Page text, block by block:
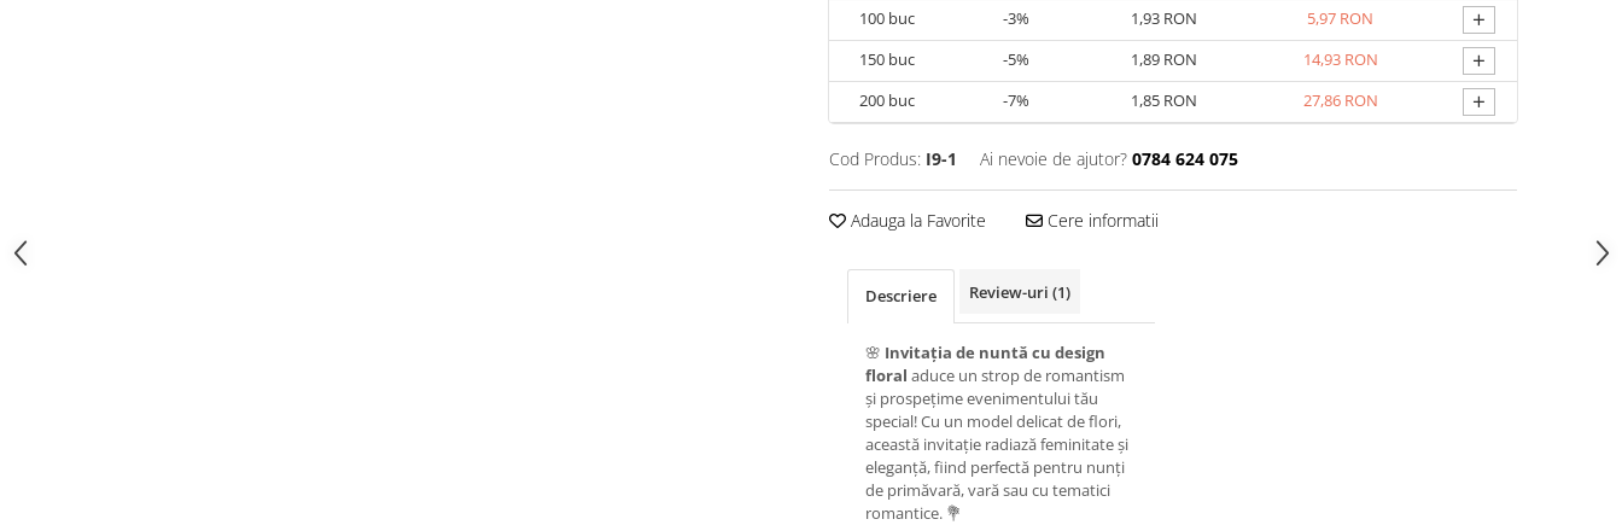
100buc -3% 1,93 RON 5,97 RON +
150buc -5% 1,89 RON 14,93 RON +
200buc -7% 1,85 RON 27,86 RON +
Cod Produs: I9-1 Ai nevoie de ajutor? 0784 624 075
Adauga la Favorite Cere informatii
Descriere Review-uri (1)
🌸 Invitația de nuntă cu design
floral aduce un strop de romantism
și prospețime evenimentului tău
special! Cu un model delicat de flori,
această invitație radiază feminitate și
eleganță, fiind perfectă pentru nunți
de primăvară, vară sau cu tematici
romantice. 💐